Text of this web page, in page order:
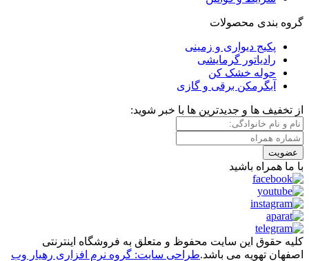
گروه بندی محصولات
پکیج دیواری و زمینی
رادیاتور گرمایشی
حوله خشک کن
آبگرمکن برقی و گازی
از تخفیف ها و جدیدترین ها با خبر شوید:
عضویت
با ما همراه باشید
کلیه حقوق این سایت محفوظ و متعلق به فروشگاه اینترنتی
اصفهان تهویه می باشد.طراحی سایت: گروه نرم افزاری رهیار وب